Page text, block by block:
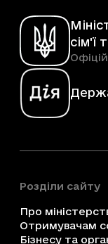
сім'ї
Розділи сайту
Про
Отримувачам
Бізнесу та